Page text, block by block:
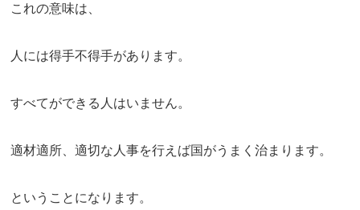
これの意味は、
人には得手不得手があります。
すべてができる人はいません。
適材適所、適切な人事を行えば国がうまく治まります。
ということになります。